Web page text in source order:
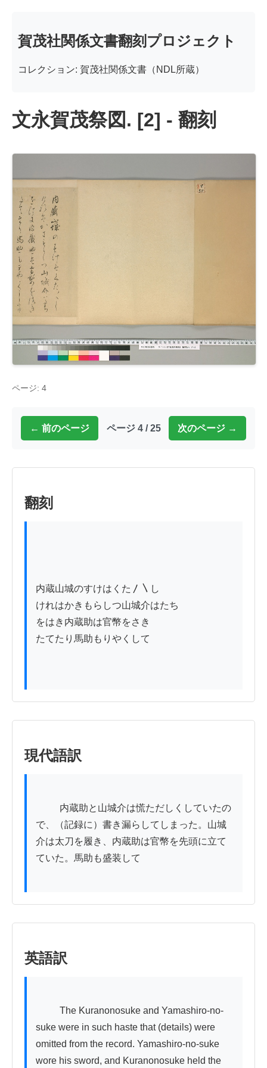
賀茂社関係文書翻刻プロジェクト
コレクション: 賀茂社関係文書（NDL所蔵）
文永賀茂祭図. [2] - 翻刻
ページ: 4
← 前のページ ページ 4 / 25 次のページ →
翻刻
内蔵山城のすけはくた〳〵し
けれはかきもらしつ山城介はたち
をはき内蔵助は官幣をさき
たてたり馬助もりやくして
現代語訳
で、（記録に）書き漏らしてしまった。山城
介は太刀を履き、内蔵助は官幣を先頭に立て
ていた。馬助も盛装して
英語訳
suke were in such haste that (details) were
omitted from the record. Yamashiro-no-suke
wore his sword, and Kuranonosuke held the